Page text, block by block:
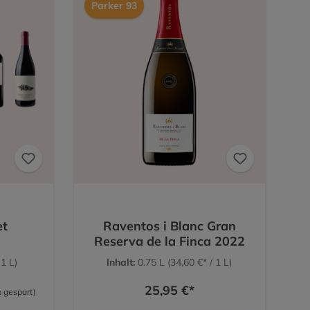
y Camps, Mascaró, Segur Viduas und Sumarroca.
sich mittlerweile von der Appellation Cava losgesagt
gegründet. Dabei handelt es sich um einen Verband an
Penedès stammen. Sie arbeiten ausschließlich
Cava
Cava genießen möchten, spielen nicht nur die
Rolle. Ebenso wichtig sind die
seinen einzigartigen Geschmack verleihen. Es
beim
1617 erwähnt und gilt als die für Cava am
Ihre großen und kompakten Trauben sind
und verfügen über eine ausgeprägte Säurestruktur.
L)
gespart)
Parker 93
Raventos i Blanc Gran
Reserva de la Finca 2022
Inhalt: 0.75 L (34,60 €* / 1 L)
25,95 €*